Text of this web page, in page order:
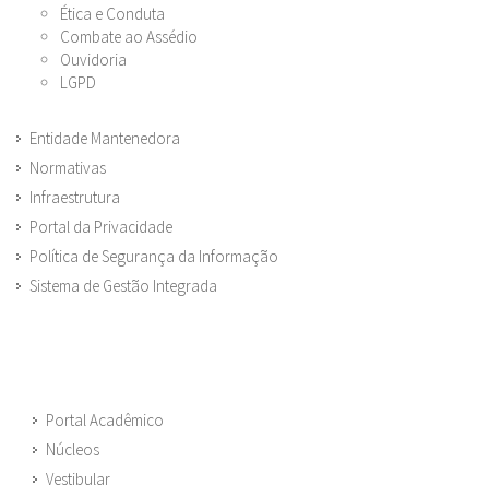
Ética e Conduta
Combate ao Assédio
Ouvidoria
LGPD
Entidade Mantenedora
Normativas
Infraestrutura
Portal da Privacidade
Política de Segurança da Informação
Sistema de Gestão Integrada
Portal Acadêmico
Núcleos
Vestibular